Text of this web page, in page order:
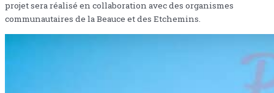
projet sera réalisé en collaboration avec des organismes
communautaires de la Beauce et des Etchemins.